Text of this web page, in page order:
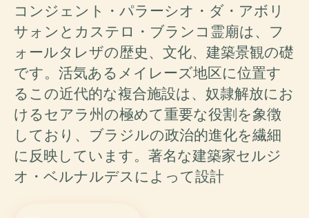
コンジェント・パラーシオ・ダ・アボリ
サォンとカステロ・ブランコ霊廟は、フ
ォールタレザの歴史、文化、建築景観の礎
です。活気あるメイレーズ地区に位置す
るこの近代的な複合施設は、奴隷解放にお
けるセアラ州の極めて重要な役割を象徴
しており、ブラジルの政治的進化を繊細
に反映しています。著名な建築家セルジ
オ・ベルナルデスによって設計